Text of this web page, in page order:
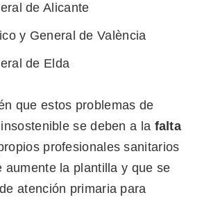
de Alicante
y General de València
de Elda
que estos problemas de
se deben a la falta
profesionales sanitarios
aumente la plantilla y que se
atención primaria para